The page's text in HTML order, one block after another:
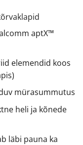
aptX™
elemendid koos
mürasummutus
heli ja kõnede
läbi pauna ka